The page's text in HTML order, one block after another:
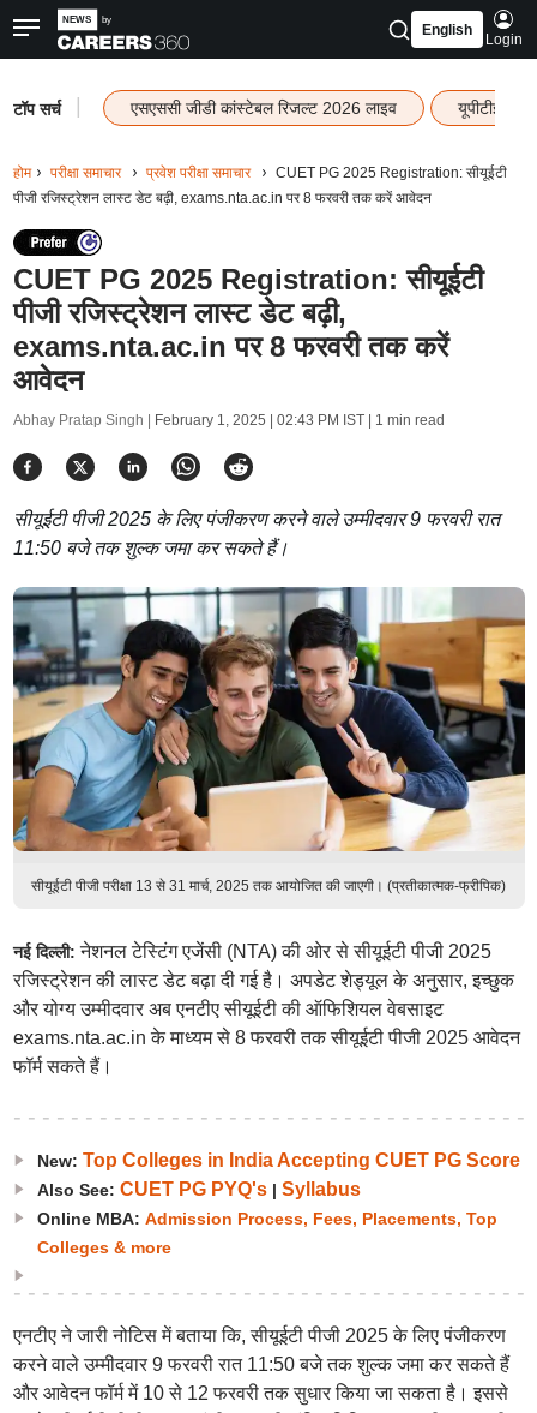
English
Login
टॉप सर्च एसएससी जीडी कांस्टेबल रिजल्ट 2026 लाइव यूपीटीईटी
होम परीक्षा समाचार प्रवेश परीक्षा समाचार
CUET PG 2025 Registration: सीयूईटी
पीजी रजिस्ट्रेशन लास्ट डेट बढ़ी, exams.nta.ac.in पर 8 फरवरी तक करें आवेदन
CUET PG 2025 Registration: सीयूईटी
पीजी रजिस्ट्रेशन लास्ट डेट बढ़ी,
exams.nta.ac.in पर 8 फरवरी तक करें
आवेदन
Abhay Pratap Singh | February 1, 2025 | 02:43 PM IST| 1 min read
सीयूईटी पीजी 2025 के लिए पंजीकरण करने वाले उम्मीदवार 9 फरवरी रात
11:50 बजे तक शुल्क जमा कर सकते हैं।
सीयूईटी पीजी परीक्षा 13 से 31 मार्च, 2025 तक आयोजित की जाएगी। (प्रतीकात्मक-फ्रीपिक)
नई दिल्ली:नेशनल टेस्टिंग एजेंसी (NTA) की ओर से सीयूईटी पीजी 2025
रजिस्ट्रेशन की लास्ट डेट बढ़ा दी गई है। अपडेट शेड्यूल के अनुसार, इच्छुक
और योग्य उम्मीदवार अब एनटीए सीयूईटी की ऑफिशियल वेबसाइट
exams.nta.ac.in के माध्यम से 8 फरवरी तक सीयूईटी पीजी 2025 आवेदन
फॉर्म सकते हैं।
New: Top Colleges in India Accepting CUET PG Score
Also See: CUET PG PYQ's| Syllabus
Online MBA: Admission Process, Fees, Placements, Top
Colleges & more
एनटीए ने जारी नोटिस में बताया कि, सीयूईटी पीजी 2025 के लिए पंजीकरण
करने वाले उम्मीदवार 9 फरवरी रात 11:50 बजे तक शुल्क जमा कर सकते हैं
और आवेदन फॉर्म में 10 से 12 फरवरी तक सुधार किया जा सकता है। इससे